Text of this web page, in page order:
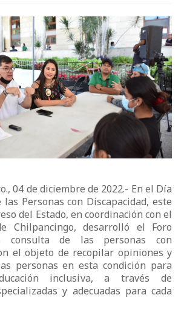
04 de diciembre de 2022.- En el Día
Personas con Discapacidad, este
del Estado, en coordinación con el
Chilpancingo, desarrolló el Foro
consulta de las personas con
el objeto de recopilar opiniones y
personas en esta condición para
inclusiva, a través de
y adecuadas para cada